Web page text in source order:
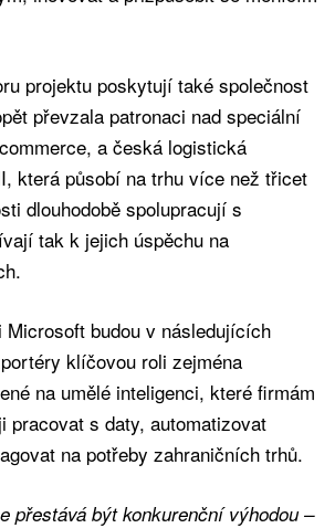
projektu poskytují také společnost
převzala patronaci nad speciální
a česká logistická
která působí na trhu více než třicet
dlouhodobě spolupracují s
tak k jejich úspěchu na
Microsoft budou v následujících
klíčovou roli zejména
na umělé inteligenci, které firmám
pracovat s daty, automatizovat
na potřeby zahraničních trhů.
přestává být konkurenční výhodou –